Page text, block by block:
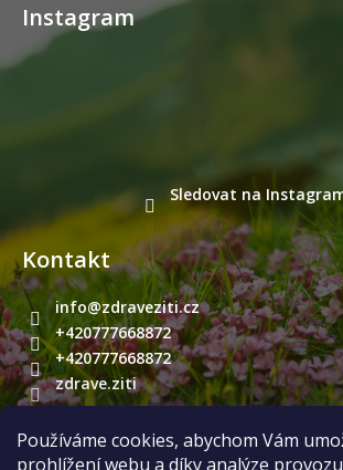
Používáme cookies, abychom Vám
prohlížení webu a díky analýze
Instagram
Sledovat na
Kontakt
info@zdraveziti.cz
+420777668872
+420777668872
zdrave.ziti
Přijímáme online platby